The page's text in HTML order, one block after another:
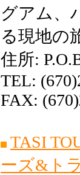
グアム、
る現地の
住所:
TEL:
FAX:
TASI
ーズ&ト